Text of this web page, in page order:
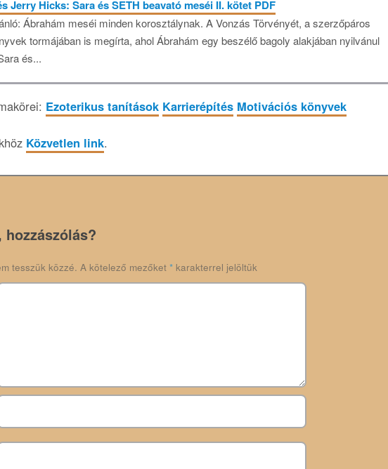
Jerry Hicks: Sara és SETH beavató meséi II. kötet PDF
Ábrahám meséi minden korosztálynak. A Vonzás Törvényét, a szerzőpáros
tormájában is megírta, ahol Ábrahám egy beszélő bagoly alakjában nyilvánul
és...
Ezoterikus tanítások Karrierépítés Motivációs könyvek
Közvetlen link.
hozzászólás?
tesszük közzé. A kötelező mezőket *karakterrel jelöltük